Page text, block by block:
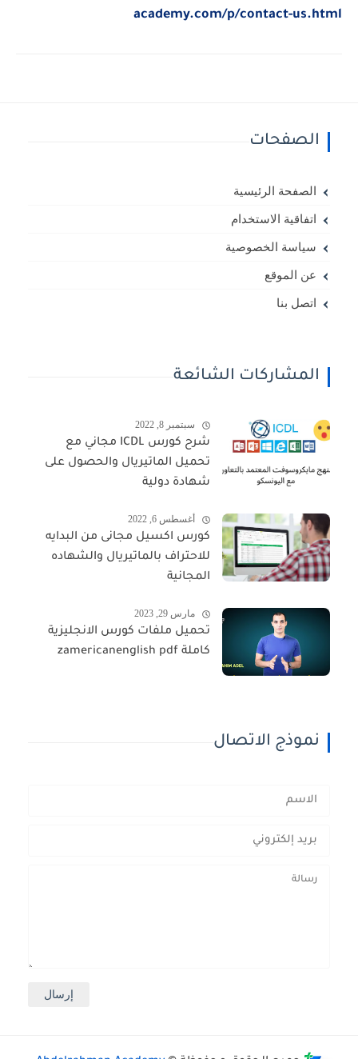
academy.com/p/contact-us.html
الصفحات
الصفحة الرئيسية
اتفاقية الاستخدام
سياسة الخصوصية
عن الموقع
اتصل بنا
المشاركات الشائعة
سبتمبر 8, 2022
شرح كورس ICDL مجاني مع
تحميل الماتيريال والحصول على
شهادة دولية
أغسطس 6, 2022
كورس اكسيل مجانى من البدايه
للاحتراف بالماتيريال والشهاده
المجانية
مارس 29, 2023
تحميل ملفات كورس الانجليزية
كاملة zamericanenglish pdf
نموذج الاتصال